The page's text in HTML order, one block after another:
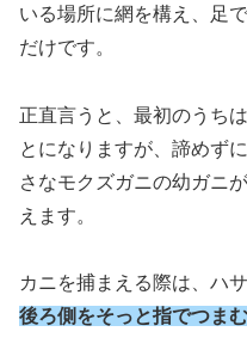
いる場所に網を構え、足で
だけです。
正直言うと、最初のうち
とになりますが、諦めず
さなモクズガニの幼ガニ
えます。
カニを捕まえる際は、ハ
後ろ側をそっと指でつまむ